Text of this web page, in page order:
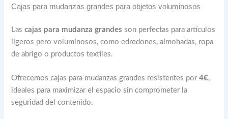
Cajas para mudanzas grandes para objetos voluminosos
Lascajas para mudanza grandes son perfectas para artículos
ligeros pero voluminosos, como edredones, almohadas, ropa
de abrigo o productos textiles.
Ofrecemos cajas para mudanzas grandes resistentes por4€,
ideales para maximizar el espacio sin comprometer la
seguridad del contenido.